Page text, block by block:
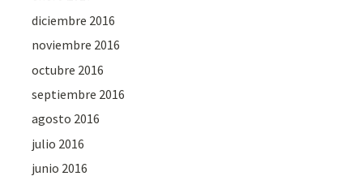
diciembre 2016
noviembre 2016
octubre 2016
septiembre 2016
agosto 2016
julio 2016
junio 2016